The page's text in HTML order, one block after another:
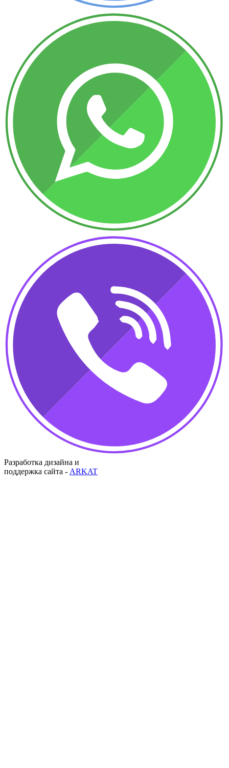
Разработка дизайна и
поддержка сайта - ARKAT